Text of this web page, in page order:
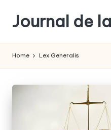
content
Journal de
Hak
sebagai
Home Lex Generalis